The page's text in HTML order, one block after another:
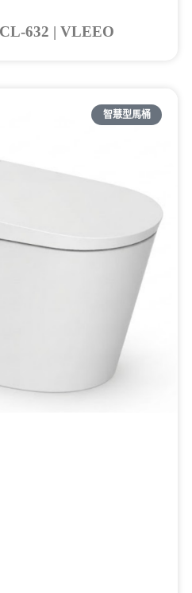
632 | VLEEO
智慧型馬桶